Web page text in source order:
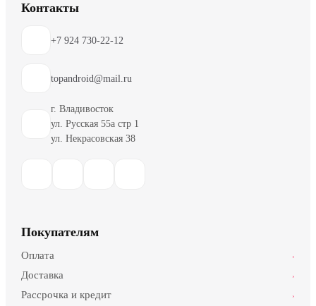
Контакты
+7 924 730-22-12
topandroid@mail.ru
г. Владивосток
ул. Русская 55а стр 1
ул. Некрасовская 38
Покупателям
Оплата ›
Доставка ›
Рассрочка и кредит ›